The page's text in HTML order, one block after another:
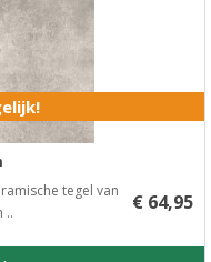
tegel van
..
€ 64,95